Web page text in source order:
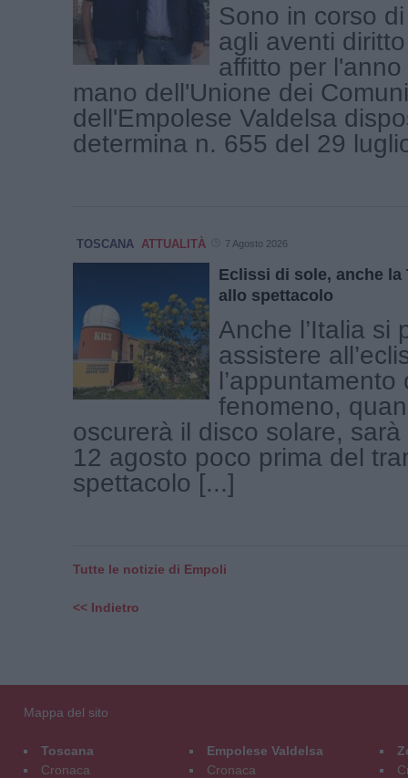
Sono in corso
agli aventi
affitto per
mano dell'Unione dei
dell'Empolese Valdelsa
determina n. 655 del 29
TOSCANA ATTUALITÀ 7 Agosto 2026
Eclissi di sole, anche la
allo spettacolo
Anche l’Italia si
assistere
l’appuntamento
fenomeno,
oscurerà il disco solare,
12 agosto poco prima del
spettacolo [...]
Tutte le notizie di Empoli
<< Indietro
Mappa del sito
Toscana
Cronaca
Empolese Valdelsa
Cronaca